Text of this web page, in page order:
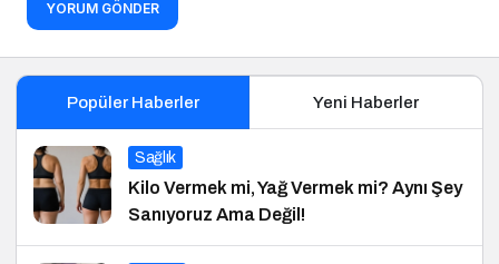
YORUM GÖNDER
Popüler Haberler Yeni Haberler
Sağlık
Kilo Vermek mi, Yağ Vermek mi? Aynı Şey
Sanıyoruz Ama Değil!